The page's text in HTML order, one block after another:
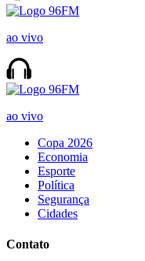
ao vivo
ao vivo
Copa 2026
Economia
Esporte
Política
Segurança
Cidades
Contato